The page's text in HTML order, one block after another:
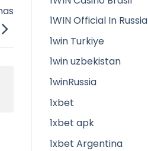
1WIN Official In Russia
1win Turkiye
1win uzbekistan
1winRussia
1xbet
1xbet apk
1xbet Argentina